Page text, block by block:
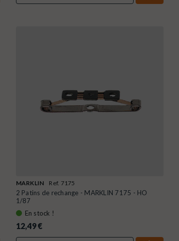
MARKLIN Ref. 7175
2 Patins de rechange - MARKLIN 7175 - HO
1/87
En stock !
12,49 €